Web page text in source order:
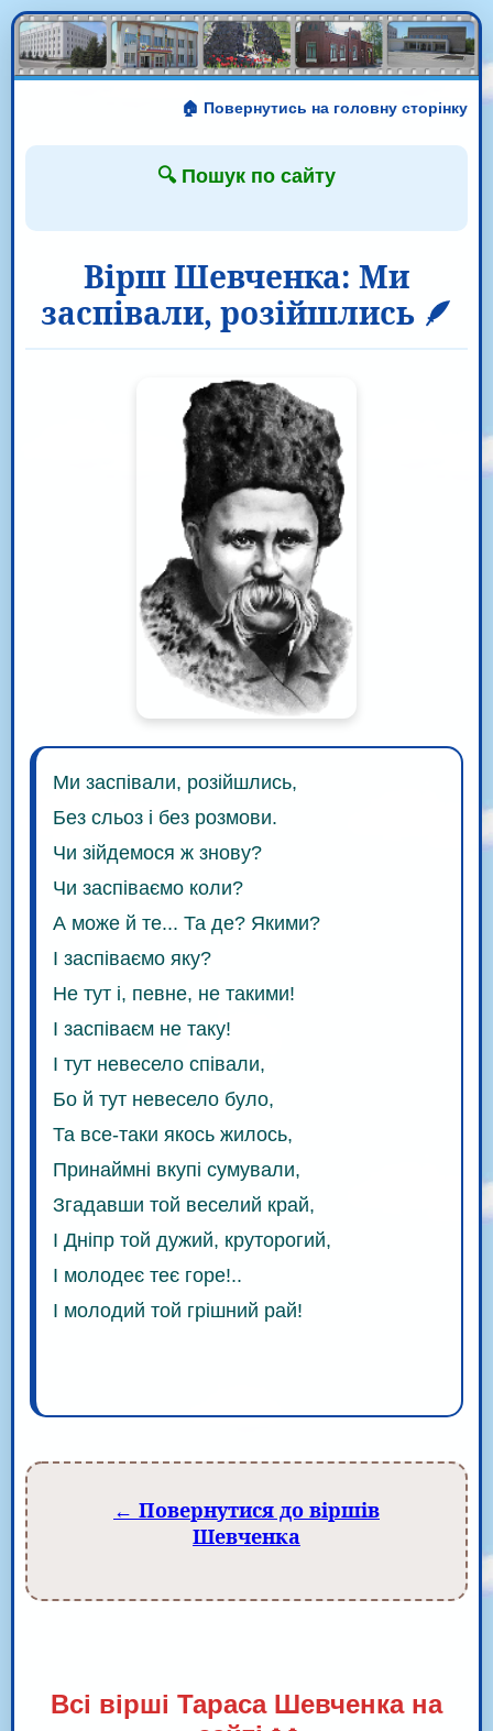
🏠 Повернутись на головну сторінку
🔍 Пошук по сайту
Вірш Шевченка: Ми
заспівали, розійшлись 🪶
Ми заспівали, розійшлись,
Без сльоз і без розмови.
Чи зійдемося ж знову?
Чи заспіваємо коли?
А може й те... Та де? Якими?
І заспіваємо яку?
Не тут і, певне, не такими!
І заспіваєм не таку!
І тут невесело співали,
Бо й тут невесело було,
Та все-таки якось жилось,
Принаймні вкупі сумували,
Згадавши той веселий край,
І Дніпр той дужий, круторогий,
І молодеє теє горе!..
І молодий той грішний рай!
← Повернутися до віршів
Шевченка
Всі вірші Тараса Шевченка на